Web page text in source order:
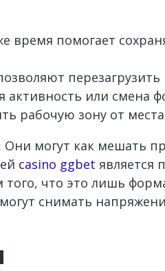
помогает
активность или смена
рабочую зону от
могут как мешать
casino ggbet является
что это лишь
снимать